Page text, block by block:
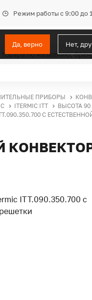
Режим работы с 9:00 до
Да, верно Нет,
ПРИБОРЫ
ITERMIC ITT ВЫСОТА 90
С